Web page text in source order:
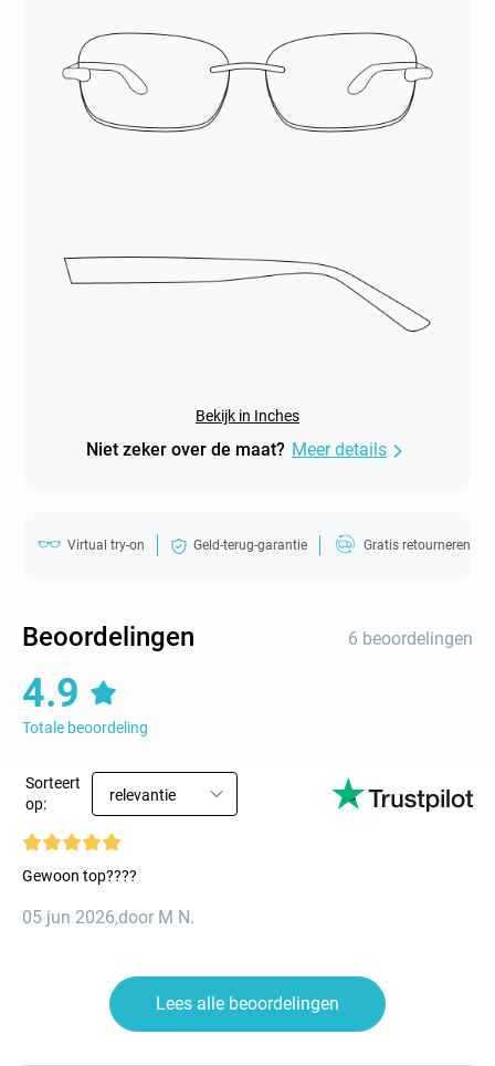
Bekijk in Inches
Niet zeker over de maat? Meer details
Virtual try-on Geld-terug-garantie Gratis retourneren
Beoordelingen 6 beoordelingen
4.9
Totale beoordeling
Sorteert
op:
relevantie
Gewoon top????
05 jun 2026,door M N.
Lees alle beoordelingen